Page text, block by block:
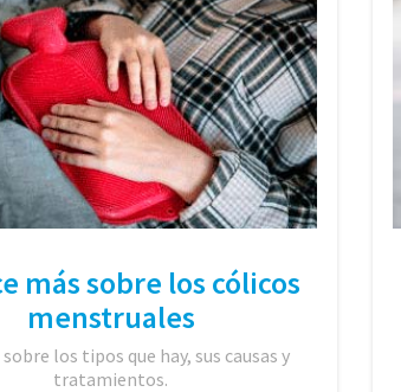
más sobre los cólicos
menstruales
los tipos que hay, sus causas y
tratamientos.